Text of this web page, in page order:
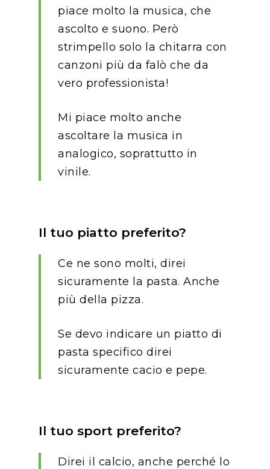
piace molto la musica, che
ascolto e suono. Però
strimpello solo la chitarra con
canzoni più da falò che da
vero professionista!
Mi piace molto anche
ascoltare la musica in
analogico, soprattutto in
vinile.
Il tuo piatto preferito?
Ce ne sono molti, direi
sicuramente la pasta. Anche
più della pizza.
Se devo indicare un piatto di
pasta specifico direi
sicuramente cacio e pepe.
Il tuo sport preferito?
Direi il calcio, anche perché lo